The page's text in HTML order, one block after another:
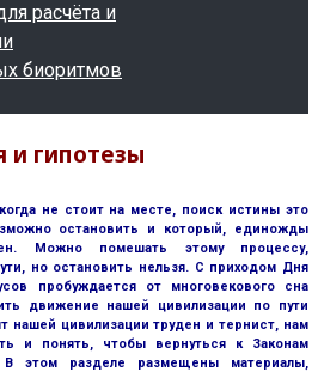
расчёта и
биоритмов
гипотезы
не стоит на месте, поиск истины это
остановить и который, единожды
Можно помешать этому процессу,
но остановить нельзя. С приходом Дня
пробуждается от многовекового сна
движение нашей цивилизации по пути
нашей цивилизации труден и тернист, нам
и понять, чтобы вернуться к Законам
В этом разделе размещены материалы,